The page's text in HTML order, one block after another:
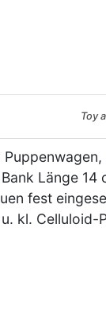
Toy
Länge
fest
kl. Celluloid-